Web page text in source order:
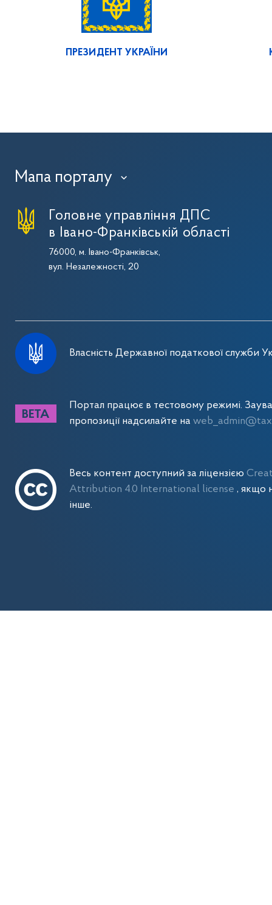
ПРЕЗИДЕНТ УКРАЇНИ
Мапа порталу ›
Головне управління ДПС
в Івано-Франківській області
76000, м. Івано-Франківськ,
вул. Незалежності, 20
Власність Державної податкової служби
Портал працює в тестовому режимі.
пропозиції надсилайте на
Весь контент доступний за ліцензією
Attribution 4.0 International license, якщо
інше.